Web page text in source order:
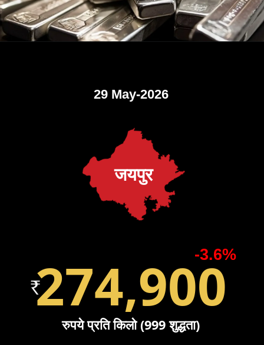
-3.6%
274,900
29 May-2026
रुपये प्रति किलो (999 शुद्धता)
जयपुर